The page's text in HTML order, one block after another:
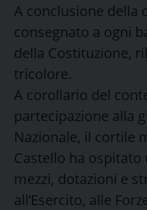
A conclusione della
consegnato a ogni
della Costituzione,
tricolore.
A corollario del
partecipazione alla
Nazionale, il cortile
Castello ha ospitato
mezzi, dotazioni e
all’Esercito, alle